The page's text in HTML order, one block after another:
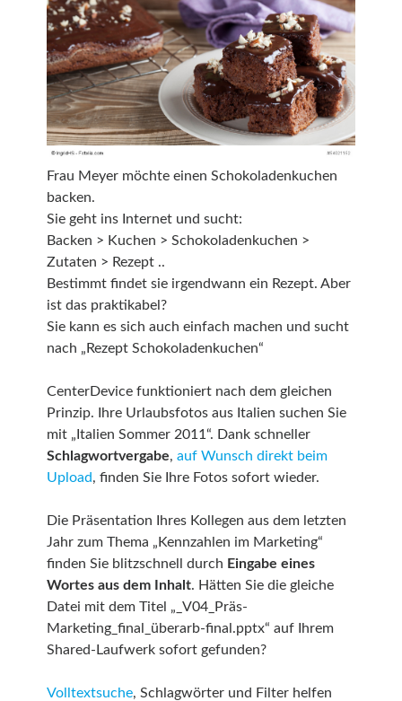
Frau Meyer möchte einen Schokoladenkuchen
backen.
Sie geht ins Internet und sucht:
Backen > Kuchen > Schokoladenkuchen >
Zutaten > Rezept ..
Bestimmt findet sie irgendwann ein Rezept. Aber
ist das praktikabel?
Sie kann es sich auch einfach machen und sucht
nach „Rezept Schokoladenkuchen“
CenterDevice funktioniert nach dem gleichen
Prinzip. Ihre Urlaubsfotos aus Italien suchen Sie
mit „Italien Sommer 2011“. Dank schneller
Schlagwortvergabe, auf Wunsch direkt beim
Upload, finden Sie Ihre Fotos sofort wieder.
Die Präsentation Ihres Kollegen aus dem letzten
Jahr zum Thema „Kennzahlen im Marketing“
finden Sie blitzschnell durch Eingabe eines
Wortes aus dem Inhalt. Hätten Sie die gleiche
Datei mit dem Titel „_V04_Präs-
Marketing_final_überarb-final.pptx“ auf Ihrem
Shared-Laufwerk sofort gefunden?
Volltextsuche, Schlagwörter und Filter helfen